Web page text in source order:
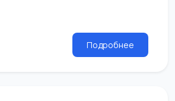
Подробнее